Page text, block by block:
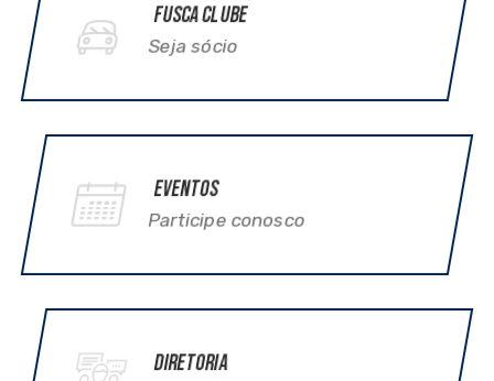
Fusca Clube
Seja sócio
Eventos
Participe conosco
Diretoria